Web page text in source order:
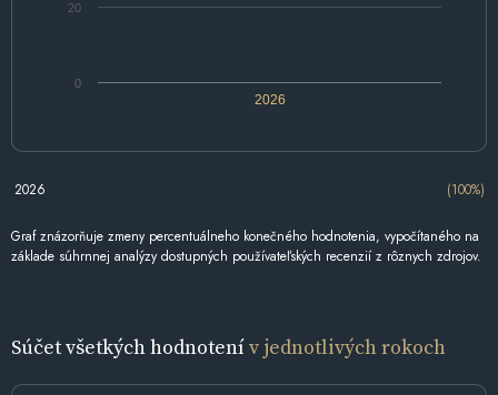
2026
0
20
2026 (100%)
Graf znázorňuje zmeny percentuálneho konečného hodnotenia, vypočítaného na
základe súhrnnej analýzy dostupných používateľských recenzií z rôznych zdrojov.
Súčet všetkých hodnotenív jednotlivých rokoch